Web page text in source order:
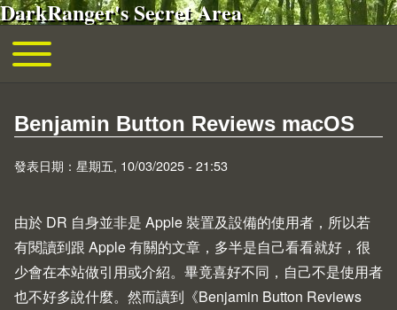
移至主內容
DarkRanger's Secret Area
主導覽
Toggle main menu
Benjamin Button Reviews macOS
發表日期：星期五, 10/03/2025 - 21:53
由於 DR 自身並非是 Apple 裝置及設備的使用者，所以若
有閱讀到跟 Apple 有關的文章，多半是自己看看就好，很
少會在本站做引用或介紹。畢竟喜好不同，自己不是使用者
也不好多說什麼。然而讀到《Benjamin Button Reviews